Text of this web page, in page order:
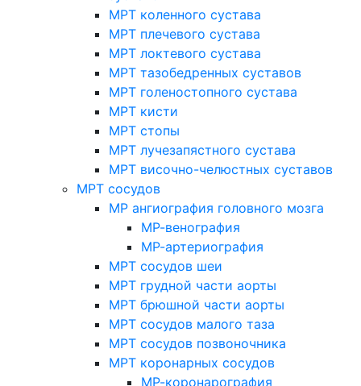
МРТ коленного сустава
МРТ плечевого сустава
МРТ локтевого сустава
МРТ тазобедренных суставов
МРТ голеностопного сустава
МРТ кисти
МРТ стопы
МРТ лучезапястного сустава
МРТ височно-челюстных суставов
МРТ сосудов
МР ангиография головного мозга
МР-венография
МР-артериография
МРТ сосудов шеи
МРТ грудной части аорты
МРТ брюшной части аорты
МРТ сосудов малого таза
МРТ сосудов позвоночника
МРТ коронарных сосудов
МР-коронарография